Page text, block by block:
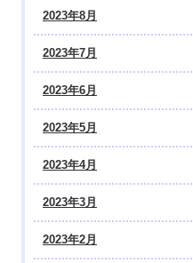
2023年8月
2023年7月
2023年6月
2023年5月
2023年4月
2023年3月
2023年2月